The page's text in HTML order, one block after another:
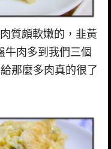
質頗軟嫩的，韭黃
牛肉多到我們三個
給那麼多肉真的很了